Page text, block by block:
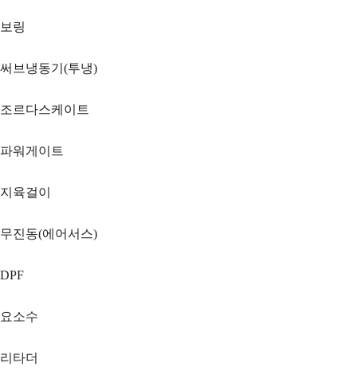
보링
써브냉동기(투냉)
조르다스케이트
파워게이트
지육걸이
무진동(에어서스)
DPF
요소수
리타더